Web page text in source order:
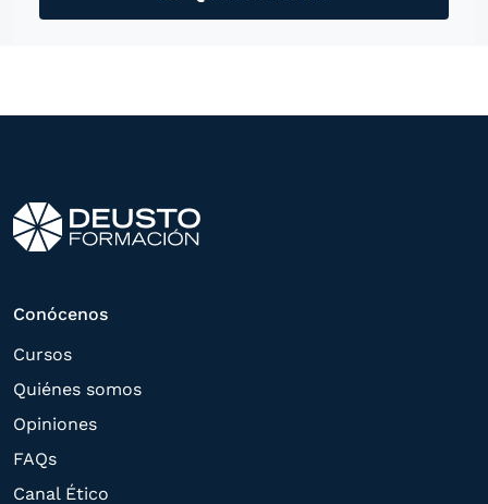
mensajería instantánea, con el fin de
otros directamente relacionados con el
correspondiente. Compartiremos su
solicitud con las empresas que conforman
estas puedan hacerle llegar la mejor
oferta de productos y servicios de acuerdo
a su petición. Quedan reconocidos los
limitación, tal y como se explica en la
Conócenos
Cursos
Quiénes somos
Opiniones
FAQs
Canal Ético